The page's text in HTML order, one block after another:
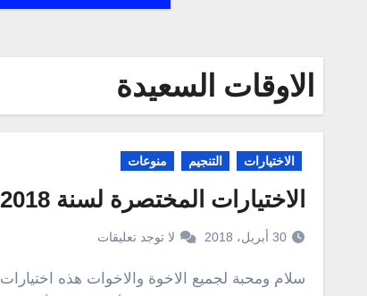
الاوقات السعيدة
الاختيارات التنجيم منوعات
الاختيارات المختصرة لسنة 2018
30 أبريل، 2018 لا توجد تعليقات
سلام ومحبة لجميع الاخوة والاخوات هذه اختيارات